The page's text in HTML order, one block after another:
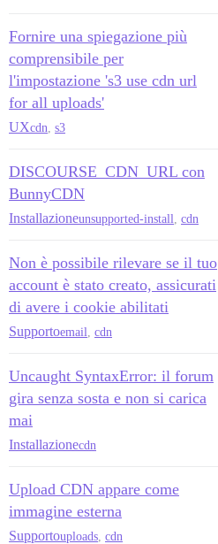
Fornire una spiegazione più
comprensibile per
l'impostazione 's3 use cdn url
for all uploads'
UXcdn s3
DISCOURSE_CDN_URL con
BunnyCDN
Installazioneunsupported-install cdn
Non è possibile rilevare se il tuo
account è stato creato, assicurati
di avere i cookie abilitati
Supportoemail cdn
Uncaught SyntaxError: il forum
gira senza sosta e non si carica
mai
Installazionecdn
Upload CDN appare come
immagine esterna
Supportouploads cdn